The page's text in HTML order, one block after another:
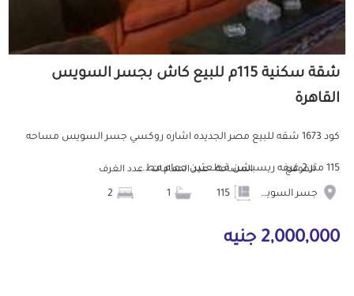
شقة سكنية 115م للبيع كاش بجسر السويس
القاهرة
كود 1673 شقه للبيع مصر الجديده اشاره روكسي جسر السويس مساحه
115 متر 2 غرفه ريسبشن قطعتين حمام مط... الموقع
جسر السويس
المساحة عدد الحمامات عدد الغرف
2,000,000 جنيه